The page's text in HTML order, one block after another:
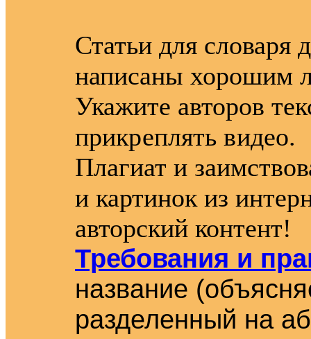
Статьи для
написаны хорошим
Укажите авторов
прикреплять видео.
Плагиат и
и картинок из
авторский контент!
Требования и
название
разделенный на